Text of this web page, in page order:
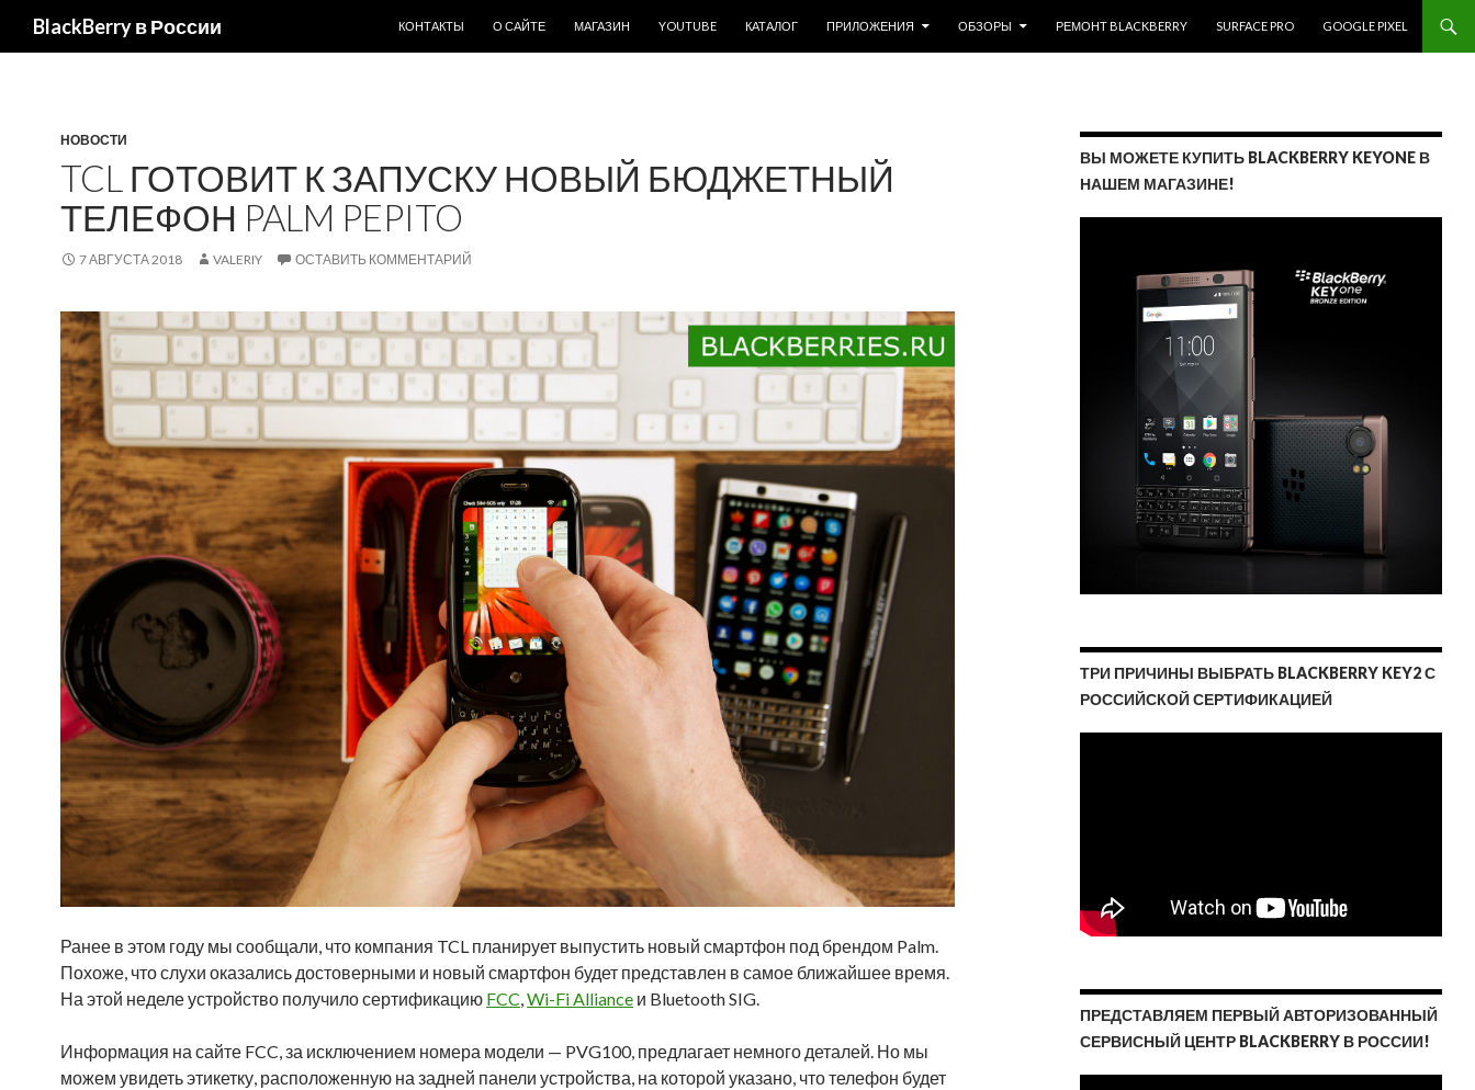
BlackBerry в России
КОНТАКТЫ
О САЙТЕ МАГАЗИН YOUTUBE КАТАЛОГ ПРИЛОЖЕНИЯ ОБЗОРЫ РЕМОНТ BLACKBERRY SURFACE PRO GOOGLE PIXEL
НОВОСТИ
TCL ГОТОВИТ К ЗАПУСКУ НОВЫЙ БЮДЖЕТНЫЙ
ТЕЛЕФОН PALM PEPITO
7 АВГУСТА 2018 VALERIY ОСТАВИТЬ КОММЕНТАРИЙ
Ранее в этом году мы сообщали, что компания TCL планирует выпустить новый смартфон под брендом Palm.
Похоже, что слухи оказались достоверными и новый смартфон будет представлен в самое ближайшее время.
На этой неделе устройство получило сертификацию FCC,Wi-Fi Alliance и Bluetooth SIG.
Информация на сайте FCC, за исключением номера модели — PVG100, предлагает немного деталей. Но мы
можем увидеть этикетку, расположенную на задней панели устройства, на которой указано, что телефон будет
ВЫ МОЖЕТЕ КУПИТЬ BLACKBERRY KEYONE В
НАШЕМ МАГАЗИНЕ!
ТРИ ПРИЧИНЫ ВЫБРАТЬ BLACKBERRY KEY2 С
РОССИЙСКОЙ СЕРТИФИКАЦИЕЙ
ПРЕДСТАВЛЯЕМ ПЕРВЫЙ АВТОРИЗОВАННЫЙ
СЕРВИСНЫЙ ЦЕНТР BLACKBERRY В РОССИИ!